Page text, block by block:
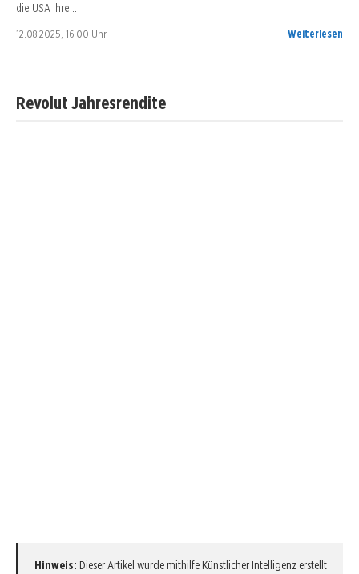
die USA ihre…
12.08.2025, 16:00 Uhr Weiterlesen
Revolut Jahresrendite
Hinweis: Dieser Artikel wurde mithilfe Künstlicher Intelligenz erstellt